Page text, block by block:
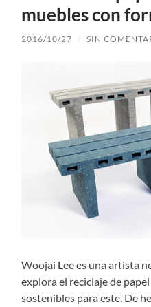
muebles con
2016/10/27 / SIN
Woojai Lee es una artista
explora el reciclaje de
sostenibles para este. De